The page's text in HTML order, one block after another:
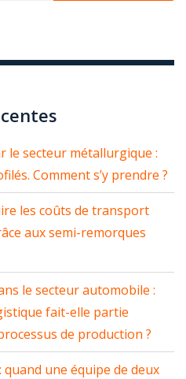
le secteur métallurgique :
Comment s’y prendre ?
les coûts de transport
aux semi-remorques
le secteur automobile :
fait-elle partie
de production ?
une équipe de deux